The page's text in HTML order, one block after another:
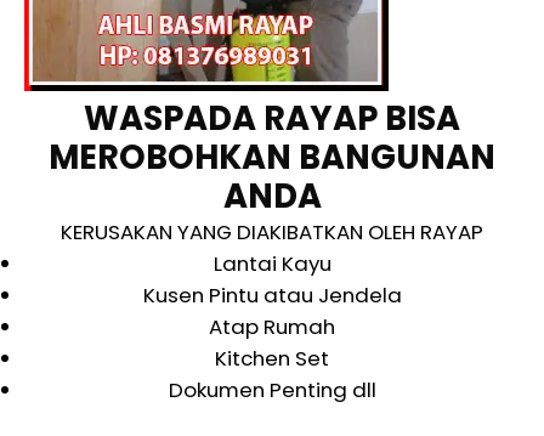
WASPADA RAYAP BISA
MEROBOHKAN BANGUNAN
ANDA
KERUSAKAN YANG DIAKIBATKAN OLEH RAYAP
Lantai Kayu
Kusen Pintu atau Jendela
Atap Rumah
Kitchen Set
Dokumen Penting dll